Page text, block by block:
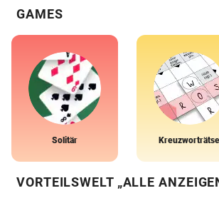
GAMES
Solitär
VORTEILSWELT „ALLE